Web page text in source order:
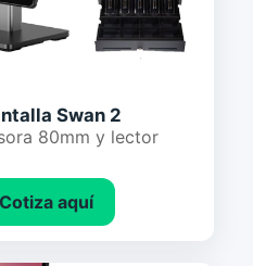
Swan 2
80mm y lector
Cotiza aquí